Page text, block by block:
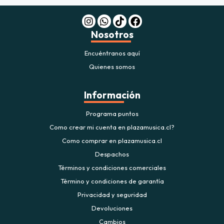
Nosotros
Encuéntranos aquí
Quienes somos
Información
Programa puntos
Como crear mi cuenta en plazamusica.cl?
Como comprar en plazamusica.cl
Despachos
Términos y condiciones comerciales
Término y condiciones de garantía
Privacidad y seguridad
Devoluciones
Cambios